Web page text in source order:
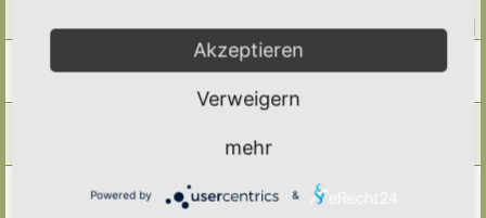
Antworten:10
Letzter Beitrag vontree12«Sa 6. Jan 2024, 16:25
Pflanzenporträt (8): Schwedische Mehlbeere (Sorbus
intermedia)
Akzeptieren
Verweigern
mehr
Powered by &